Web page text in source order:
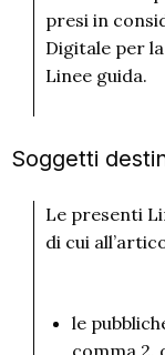
presi in
Digitale per
Linee guida.
Soggetti
Le presenti
di cui
le
comma 2,